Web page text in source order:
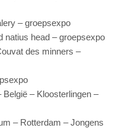
– groepsexpo
natius head – groepsexpo
des minners –
– Kloosterlingen –
– Rotterdam – Jongens